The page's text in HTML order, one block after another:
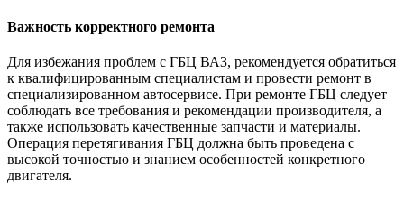
Важность корректного ремонта
Для избежания проблем с ГБЦ ВАЗ, рекомендуется обратиться
к квалифицированным специалистам и провести ремонт в
специализированном автосервисе. При ремонте ГБЦ следует
соблюдать все требования и рекомендации производителя, а
также использовать качественные запчасти и материалы.
Операция перетягивания ГБЦ должна быть проведена с
высокой точностью и знанием особенностей конкретного
двигателя.